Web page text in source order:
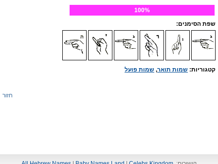
100%
שפת הסימנים:
קטגוריות: שמות תואר, שמות פועל
חזור